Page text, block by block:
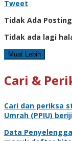
Tweet
Tidak Ada
Tidak ada lagi
Muat Lebih
Cari &
Cari dan periksa
Umrah (PPIU)
Data